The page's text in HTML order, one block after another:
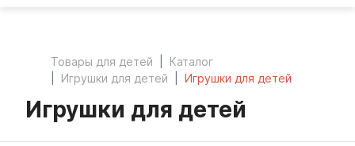
Товары для детей
Каталог
Игрушки для детей
Игрушки для детей
Игрушки для детей